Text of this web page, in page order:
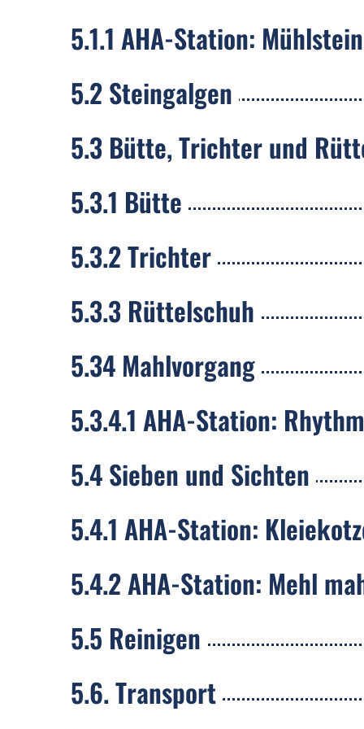
5.1.1 AHA-Station:
5.2 Steingalgen
5.3 Bütte, Trichter und
5.3.1 Bütte
5.3.2 Trichter
5.3.3 Rüttelschuh
5.34 Mahlvorgang
5.3.4.1 AHA-Station:
5.4 Sieben und Sichten
5.4.1 AHA-Station:
5.4.2 AHA-Station: Mehl
5.5 Reinigen
5.6. Transport